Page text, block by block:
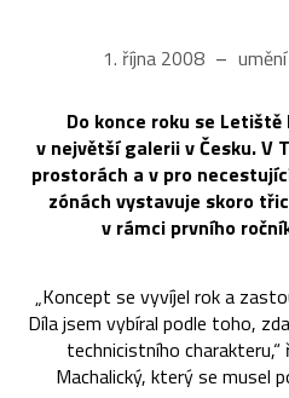
1. října 2008 umění
Do konce roku se
v největší galerii v Česku. V
prostorách a v pro
zónách vystavuje skoro
v rámci prvního
„Koncept se vyvíjel rok a
Díla jsem vybíral podle toho,
technicistního
Machalický, který se musel